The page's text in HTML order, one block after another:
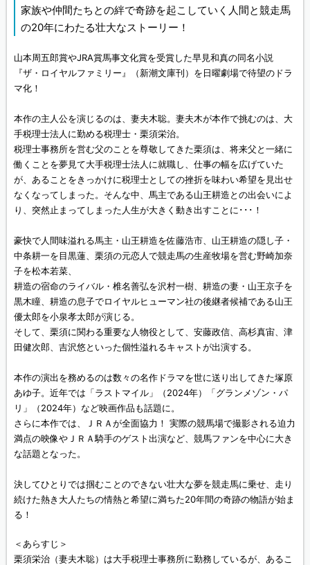
家族や仲間たちとの絆で奇跡を起こしていく人間と競走馬
の20年にわたる壮大なストーリー！
山本周五郎賞やJRA賞馬事文化賞を受賞した早見和真の同名小説
『ザ・ロイヤルファミリー』（新潮文庫刊）を日曜劇場で待望のドラ
マ化！
本作の主人公を演じるのは、妻夫木聡。妻夫木が本作で挑むのは、大
手税理士法人に勤める税理士・栗須栄治。
税理士事務所を営む父のことを尊敬してきた栗須は、将来父と一緒に
働くことを夢見て大手税理士法人に就職し、仕事の幅を広げていた
が、あることをきっかけに税理士としての挫折を味わい希望を見出せ
なくなってしまった。そんな中、馬主である山王耕造との出会いによ
り、突然止まってしまった人生が大きく動き出すことに･･･！
豪快で人間味溢れる馬主・山王耕造を佐藤浩市、山王耕造の隠し子・
中条耕一を目黒蓮、栗須の元恋人で競走馬の生産牧場を営む野崎加奈
子を松本若菜、
耕造の宿命のライバル・椎名善弘を沢村一樹、耕造の妻・山王京子を
黒木瞳、耕造の息子でロイヤルヒューマン社の後継者候補である山王
優太郎を小泉孝太郎が演じる。
そして、栗須に関わる重要な人物役として、安藤政信、高杉真宙、津
田健次郎、吉沢悠といった個性溢れるキャストが出演する。
本作の演出を務めるのは数々の名作ドラマを世に送り出してきた塚原
あゆ子。近年では「ラストマイル」（2024年）「グランメゾン・パ
リ」（2024年）など映画作品も話題に。
さらに本作では、ＪＲＡが全面協力！ 実際の競馬場で撮影される迫力
満点の映像やＪＲＡ騎手のゲスト出演など、競馬ファンを中心に大き
な話題となった。
決してひとりでは掴むことのできない壮大な夢を競走馬に乗せ、走り
続けた熱き大人たちの情熱と希望に満ちた20年間の奇跡の物語が始ま
る！
＜あらすじ＞
栗須栄治（妻夫木聡）は大手税理士事務所に勤務しているが、あるこ